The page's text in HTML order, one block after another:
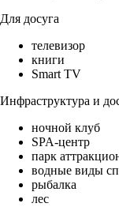
Для досуга
телевизор
книги
Smart TV
Инфраструктура и
ночной клуб
SPA-центр
парк
водные виды
рыбалка
лес